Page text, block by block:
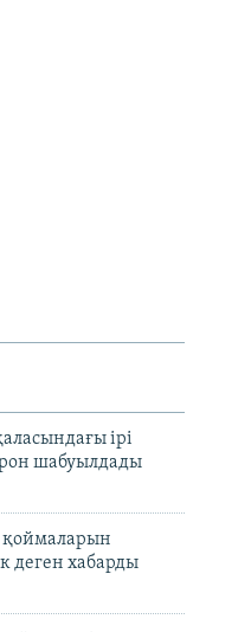
ірі
шабуылдады
қоймаларын
деген хабарды